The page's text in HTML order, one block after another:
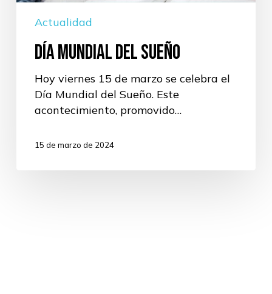
Actualidad
Día Mundial del Sueño
Hoy viernes 15 de marzo se celebra el
Día Mundial del Sueño. Este
acontecimiento, promovido…
15 de marzo de 2024